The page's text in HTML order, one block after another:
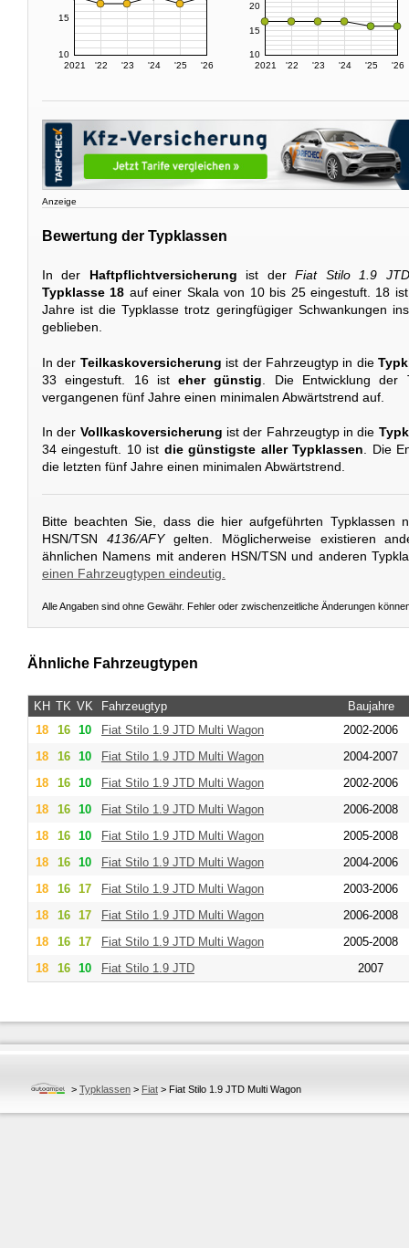
2021 '22 '23 '24 '25 '26
10
15
2021 '22 '23 '24 '25 '26
10
15
20
Anzeige
Bewertung der Typklassen
In der Haftpflichtversicherung ist derFiat Stilo 1.9
Typklasse 18 auf einer Skala von 10 bis 25 eingestuft. 18
Jahre ist die Typklasse trotz geringfügiger Schwankungen
geblieben.
In der Teilkaskoversicherung ist der Fahrzeugtyp in die
33 eingestuft. 16 isteher günstig . Die Entwicklung
vergangenen fünf Jahre einen minimalen Abwärtstrend auf.
In der Vollkaskoversicherung ist der Fahrzeugtyp in die
34 eingestuft. 10 ist die günstigste aller Typklassen. Die
die letzten fünf Jahre einen minimalen Abwärtstrend.
Bitte beachten Sie, dass die hier aufgeführten Typklassen
HSN/TSN 4136/AFYgelten. Möglicherweise existieren
ähnlichen Namens mit anderen HSN/TSN und anderen
einen Fahrzeugtypen eindeutig.
Alle Angaben sind ohne Gewähr. Fehler oder zwischenzeitliche Änderungen
Ähnliche Fahrzeugtypen
KH TK VK Fahrzeugtyp
Baujahre
18
16 10 Fiat Stilo 1.9 JTD Multi Wagon
2002-2006
18
16 10 Fiat Stilo 1.9 JTD Multi Wagon
2004-2007
18
16 10 Fiat Stilo 1.9 JTD Multi Wagon
2002-2006
18
16 10 Fiat Stilo 1.9 JTD Multi Wagon
2006-2008
18
16 10 Fiat Stilo 1.9 JTD Multi Wagon
2005-2008
18
16 10 Fiat Stilo 1.9 JTD Multi Wagon
2004-2006
18
16 17 Fiat Stilo 1.9 JTD Multi Wagon
2003-2006
18
16 17 Fiat Stilo 1.9 JTD Multi Wagon
2006-2008
18
16 17 Fiat Stilo 1.9 JTD Multi Wagon
2005-2008
18
16 10 Fiat Stilo 1.9 JTD 2007
> Typklassen > Fiat > Fiat Stilo 1.9 JTD Multi Wagon